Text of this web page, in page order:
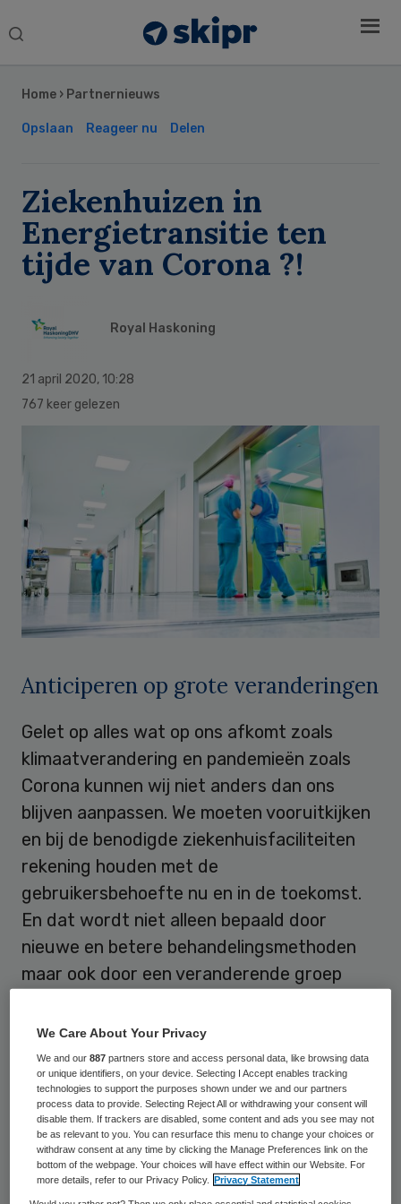
Search
Home › Partnernieuws
Opslaan Reageer nu Delen
Ziekenhuizen in
Energietransitie ten
tijde van Corona ?!
Royal Haskoning
21 april 2020, 10:28
767 keer gelezen
Anticiperen op grote veranderingen
Gelet op alles wat op ons afkomt zoals
klimaatverandering en pandemieën zoals
Corona kunnen wij niet anders dan ons
blijven aanpassen. We moeten vooruitkijken
en bij de benodigde ziekenhuisfaciliteiten
rekening houden met de
gebruikersbehoefte nu en in de toekomst.
En dat wordt niet alleen bepaald door
nieuwe en betere behandelingsmethoden
maar ook door een veranderende groep
Tevens moeten wij geen fossiele
brandstoffen meer gaan gebruiken en
volgens de Paris Proof methode de, helaas
eindige, hoeveelheid energie die duurzaam
in NL kan worden opgewekt, zuinig
verdelen.
Sidebar
We Care About Your Privacy
We and our887 partners store and access personal data, like browsing data
or unique identifiers, on your device. Selecting I Accept enables tracking
technologies to support the purposes shown under we and our partners
process data to provide. Selecting Reject All or withdrawing your consent will
disable them. If trackers are disabled, some content and ads you see may not
be as relevant to you. You can resurface this menu to change your choices or
withdraw consent at any time by clicking the Manage Preferences link on the
bottom of the webpage. Your choices will have effect within our Website. For
more details, refer to our Privacy Policy.
Privacy Statement